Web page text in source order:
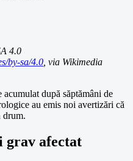
4.0
by-sa/4.0 , via Wikimedia
după săptămâni de
au emis noi avertizări că
drum.
grav afectat